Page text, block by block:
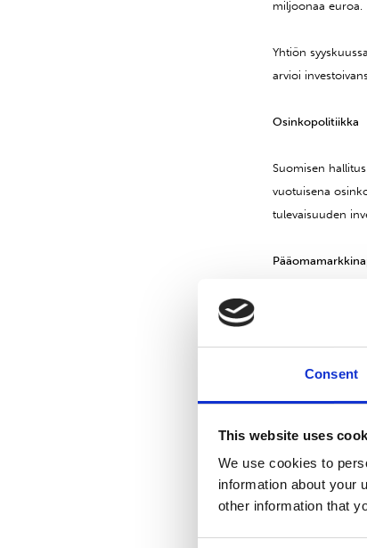
Consent
This website uses
We use cookies to
information about your
other information that
miljoonaa euroa.
Yhtiön
arvioi
Osinkopolitiikka
Suomisen
vuotuisena
tulevaisuuden
Suominen
17 Helsingissä.
Eeva Oinoselle,
Lisätietoja: Nina
Jakelu: